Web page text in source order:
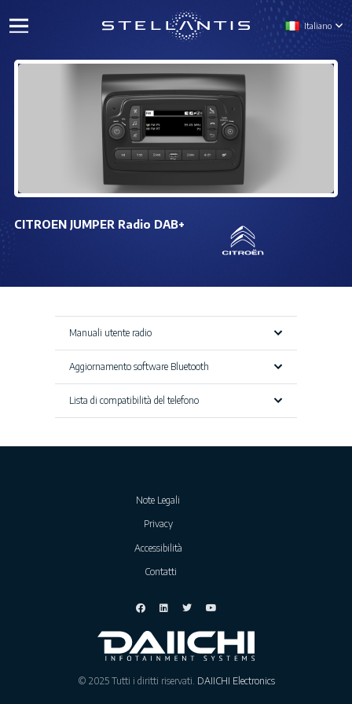
Italiano
CITROEN JUMPER Radio DAB+
Manuali utente radio
Aggiornamento software Bluetooth
Lista di compatibilità del telefono
Note Legali
Privacy
Accessibilità
Contatti
© 2025 Tutti i diritti riservati. DAIICHI Electronics